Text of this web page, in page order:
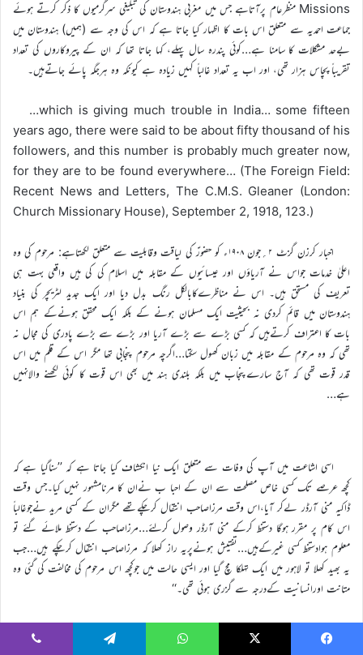
Missions منظرعام پرآتاہے جس میں مغربی ہندوستان کی تبلیغی سرگرمیوں کا ذکر کرتے ہوئے
جماعت احمدیہ سے متعلق اس بات کا اظہار کیا جاتا ہے کہ اس کی وجہ سے (ہمیں) ہندوستان میں
بےحد مشکلات کا سامنا ہے…کوئی پندرہ سال پہلے، کہا جاتا تھا کہ ان کے پیروکاروں کی تعداد
تقریباً پچاس ہزار تھی، اور اب یہ تعداد غالباً کہیں زیادہ ہے کیونکہ وہ ہرجگہ پائے جاتےہیں۔
…which is giving much trouble in India… some fifteen
years ago, there were said to be about fifty thousand of his
followers, and this number is probably much greater now,
for they are to be found everywhere… (The Foreign Field:
Recent News and Letters, The C.M.S. Gleaner (London:
Church Missionary House), September 2, 1918, 123.)
اخبار کرزن گزٹ ۲؍جون ۱۹۰۸ء کو حضورؑ کی لیاقت وقابلیت سے متعلق لکھتاہے: مرحوم کی وہ
اعلیٰ خدمات جواس نے آریاؤں اور عیسائیوں کے مقابلہ میں اسلام کی کی ہیں واقعی بہت ہی
تعریف کی مستحق ہیں۔ اس نے مناظرےکابالکل رنگ بدل دیا اور ایک جدید لٹریچر کی بنیاد
ہندوستان میں قائم کردی نہ بحیثیت ایک مسلمان ہونے کے بلکہ ایک محقق ہونےکے ہم اس
بات کا اعتراف کرتےہیں کہ کسی بڑے سے بڑے آریا اور بڑے سے بڑے پادری کی مجال نہ
تھی کہ وہ مرحوم کے مقابلہ میں زبان کھول سکتا…اگرچہ مرحوم پنجابی تھا مگر اس کے قلم میں اس
قدر قوت تھی کہ آج سارےپنجاب میں بلکہ بلندی ہند میں بھی اس قوت کا کوئی لکھنے والانہیں
ہے…
اسی اشاعت میں آپ کی وفات سے متعلق ایک نیا انکشاف کیا جاتا ہے کہ ’’سناگیا ہے کہ
کچھ عرصے تک کسی خاص مصلحت سے ان کے احبا ب نےان کا مرنامشہور نہیں کیا۔جس وقت
ڈاکیہ منی آرڈر لےکر آیا،اس وقت مرزاصاحب انتقال کرچکےتھے مگران کے کسی مرید نےجوغالباً
اس کام پر مقرر ہوگا دستخط کرکے منی آرڈر وصول کرلئے…مرزاصاحب کے دستخط ملائے گئے تو
معلوم ہوادستخط کسی غیرکےہیں…تفتیش ہونےپریہ راز کھلا کہ مرزاصاحب انتقال کرچکے ہیں…جب
یہ بھید کھلا تو لاہور میں ایک تہلکا مچ گیا اور ایسی حالت میں جوکچھ اس مرحوم کی مخالفت کی گئی وہ
متانت اورانسانیت کےدرجہ سے گزری ہوئی تھی۔‘‘